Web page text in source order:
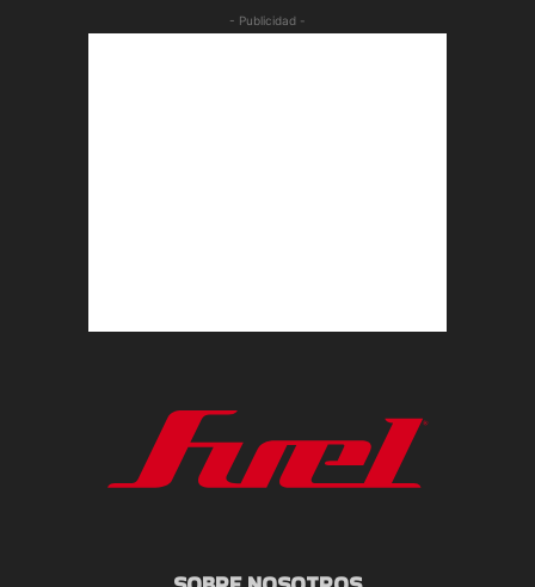
- Publicidad -